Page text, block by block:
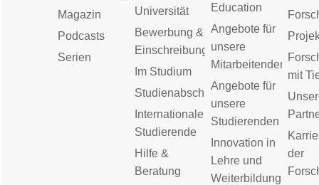
Magazin
Podcasts
Serien
Universität
Bewerbung &
Einschreibung
Im Studium
Studienabschluss
Internationale
Studierende
Hilfe &
Beratung
Education
Angebote für
unsere
Mitarbeitenden
Angebote für
unsere
Studierenden
Innovation in
Lehre und
Weiterbildung
mit
der